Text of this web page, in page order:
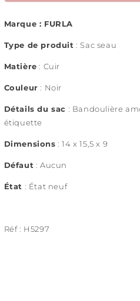
Marque : FURLA
Type de produit : Sac seau
Matière : Cuir
Couleur : Noir
Détails du sac : Bandoulière
étiquette
Dimensions :14 x 15,5 x 9
Défaut : Aucun
État : État neuf
Réf : H5297